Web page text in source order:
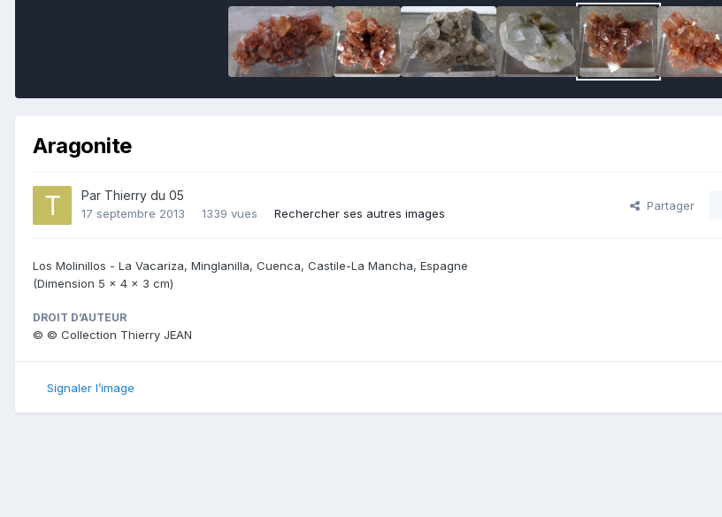
Aragonite
Par Thierry du 05
17 septembre 2013 1339 vues Rechercher ses autres images
Partager
Los Molinillos - La Vacariza, Minglanilla, Cuenca, Castile-La Mancha, Espagne
(Dimension 5 x 4 x 3 cm)
DROIT D’AUTEUR
© © Collection Thierry JEAN
Signaler l’image